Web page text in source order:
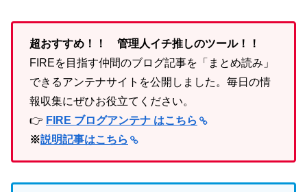
超おすすめ！！ 管理人イチ推しのツール！！
FIREを目指す仲間のブログ記事を「まとめ読み」
できるアンテナサイトを公開しました。毎日の情
報収集にぜひお役立てください。
👉 FIRE ブログアンテナ はこちら
※説明記事はこちら